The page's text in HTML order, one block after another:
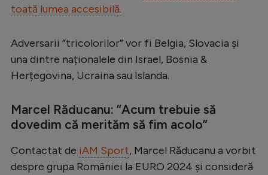
EURO 2024
Clasamente
Tenis
Natație
toată lumea accesibilă.
Adversarii ”tricolorilor” vor fi Belgia, Slovacia și
una dintre naționalele din Israel, Bosnia &
Herțegovina, Ucraina sau Islanda.
Marcel Răducanu: ”Acum trebuie să
dovedim că merităm să fim acolo”
Contactat de iAM Sport, Marcel Răducanu a vorbit
despre grupa României la EURO 2024 și consideră